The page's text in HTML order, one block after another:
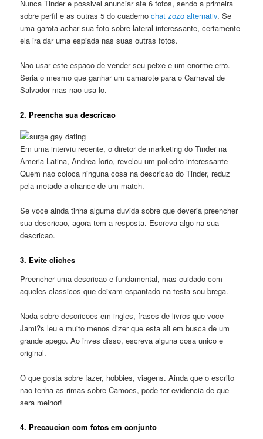
Nunca Tinder e possivel anunciar ate 6 fotos, sendo a primeira
sobre perfil e as outras 5 do cuadernochat zozo alternativ. Se
uma garota achar sua foto sobre lateral interessante, certamente
ela ira dar uma espiada nas suas outras fotos.
Nao usar este espaco de vender seu peixe e um enorme erro.
Seria o mesmo que ganhar um camarote para o Carnaval de
Salvador mas nao usa-lo.
2. Preencha sua descricao
Em uma interviu recente, o diretor de marketing do Tinder na
Ameria Latina, Andrea Iorio, revelou um poliedro interessante
Quem nao coloca ninguna cosa na descricao do Tinder, reduz
pela metade a chance de um match.
Se voce ainda tinha alguma duvida sobre que deveria preencher
sua descricao, agora tem a resposta. Escreva algo na sua
descricao.
3. Evite cliches
Preencher uma descricao e fundamental, mas cuidado com
aqueles classicos que deixam espantado na testa sou brega.
Nada sobre descricoes em ingles, frases de livros que voce
Jami?s leu e muito menos dizer que esta ali em busca de um
grande apego. Ao inves disso, escreva alguna cosa unico e
original.
O que gosta sobre fazer, hobbies, viagens. Ainda que o escrito
nao tenha as rimas sobre Camoes, pode ter evidencia de que
sera melhor!
4. Precaucion com fotos em conjunto